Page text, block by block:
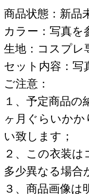
商品状態：新品
カラー：写真を
生地：コスプレ
セット内容：写
ご注意：
１、予定商品
ヶ月ぐらいか
い致します；
２、この衣装
多少異なる場合
３、商品画像